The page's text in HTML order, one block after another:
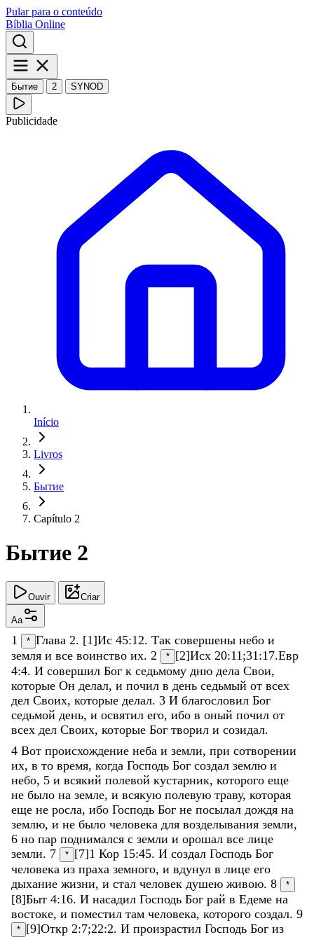
Pular para o conteúdo
Bíblia Online
Бытие 2 SYNOD
Publicidade
Início
Livros
Бытие
Capítulo 2
Бытие 2
Ouvir Criar
Aa
1 * Глава 2. [1]Ис 45:12. Так совершены небо и
земля и все воинство их. 2 * [2]Исх 20:11 ;31:17.Евр
4:4. И совершил Бог к седьмому дню дела Свои,
которые Он делал, и почил в день седьмый от всех
дел Своих, которые делал. 3 И благословил Бог
седьмой день, и освятил его, ибо в оный почил от
всех дел Своих, которые Бог творил и созидал.
4 Вот происхождение неба и земли, при сотворении
их, в то время, когда Господь Бог создал землю и
небо, 5 и всякий полевой кустарник, которого еще
не было на земле, и всякую полевую траву, которая
еще не росла, ибо Господь Бог не посылал дождя на
землю, и не было человека для возделывания земли,
6 но пар поднимался с земли и орошал все лице
земли. 7 * [7]1 Кор 15:45. И создал Господь Бог
человека из праха земного, и вдунул в лице его
дыхание жизни, и стал человек душею живою. 8 *
[8]Быт 4:16. И насадил Господь Бог рай в Едеме на
востоке, и поместил там человека, которого создал. 9
* [9]Откр 2:7;22:2. И произрастил Господь Бог из